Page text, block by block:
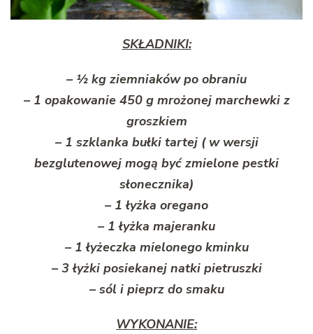
SKŁADNIKI:
– ½ kg ziemniaków po obraniu
– 1 opakowanie 450 g mrożonej marchewki z
groszkiem
– 1 szklanka bułki tartej ( w wersji
bezglutenowej mogą być zmielone pestki
słonecznika)
– 1 łyżka oregano
– 1 łyżka majeranku
– 1 łyżeczka mielonego kminku
– 3 łyżki posiekanej natki pietruszki
– sól i pieprz do smaku
WYKONANIE: